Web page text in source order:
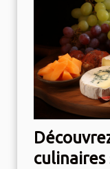
culinaires